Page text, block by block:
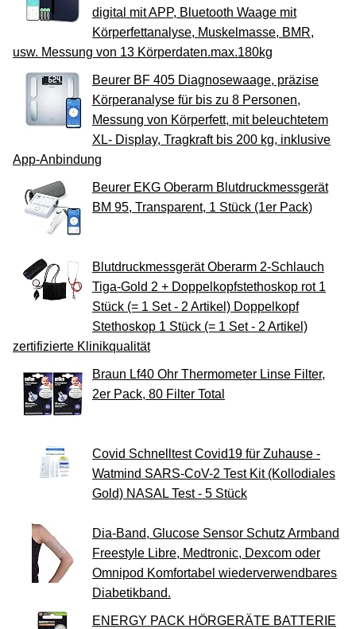
digital mit APP, Bluetooth Waage mit
Körperfettanalyse, Muskelmasse, BMR,
usw. Messung von 13 Körperdaten.max.180kg
Beurer BF 405 Diagnosewaage, präzise
Körperanalyse für bis zu 8 Personen,
Messung von Körperfett, mit beleuchtetem
XL- Display, Tragkraft bis 200 kg, inklusive
App-Anbindung
Beurer EKG Oberarm Blutdruckmessgerät
BM 95, Transparent, 1 Stück (1er Pack)
Blutdruckmessgerät Oberarm 2-Schlauch
Tiga-Gold 2 + Doppelkopfstethoskop rot 1
Stück (= 1 Set - 2 Artikel) Doppelkopf
Stethoskop 1 Stück (= 1 Set - 2 Artikel)
zertifizierte Klinikqualität
Braun Lf40 Ohr Thermometer Linse Filter,
2er Pack, 80 Filter Total
Covid Schnelltest Covid19 für Zuhause -
Watmind SARS-CoV-2 Test Kit (Kollodiales
Gold) NASAL Test - 5 Stück
Dia-Band, Glucose Sensor Schutz Armband
Freestyle Libre, Medtronic, Dexcom oder
Omnipod Komfortabel wiederverwendbares
Diabetikband.
ENERGY PACK HÖRGERÄTE BATTERIE